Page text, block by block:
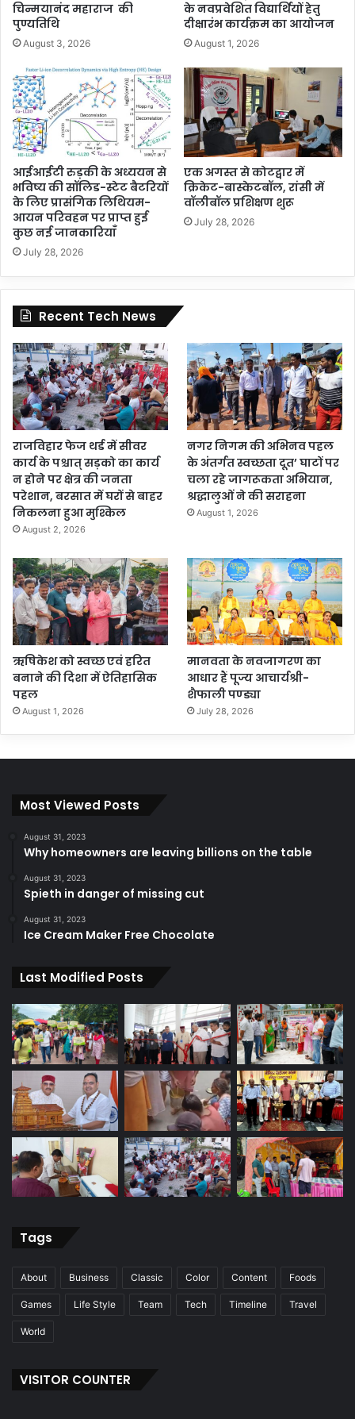
चिन्मयानंद महाराज की
पुण्यतिथि
August 3, 2026
के नवप्रवेशित विद्यार्थियों हेतु
दीक्षारंभ कार्यक्रम का आयोजन
August 1, 2026
आईआईटी रुड़की के अध्ययन से
भविष्य की सॉलिड-स्टेट बैटरियों
के लिए प्रासंगिक लिथियम-
आयन परिवहन पर प्राप्त हुई
कुछ नई जानकारियाँ
July 28, 2026
एक अगस्त से कोटद्वार में
क्रिकेट-बास्केटबॉल, रांसी में
वॉलीबॉल प्रशिक्षण शुरू
July 28, 2026
Recent Tech News
राजविहार फेज थर्ड में सीवर
कार्य के पश्चात् सड़को का कार्य
न होने पर क्षेत्र की जनता
परेशान, बरसात में घरों से बाहर
निकलना हुआ मुश्किल
August 2, 2026
नगर निगम की अभिनव पहल
के अंतर्गत स्वच्छता दूत’ घाटों पर
चला रहे जागरूकता अभियान,
श्रद्धालुओं ने की सराहना
August 1, 2026
ऋषिकेश को स्वच्छ एवं हरित
बनाने की दिशा में ऐतिहासिक
पहल
August 1, 2026
मानवता के नवजागरण का
आधार हैं पूज्य आचार्यश्री-
शैफाली पण्ड्या
July 28, 2026
Most Viewed Posts
August 31, 2023
Why homeowners are leaving billions on the table
August 31, 2023
Spieth in danger of missing cut
August 31, 2023
Ice Cream Maker Free Chocolate
Last Modified Posts
Tags
About Business Classic Color Content Foods
Games Life Style Team Tech Timeline Travel
World
VISITOR COUNTER